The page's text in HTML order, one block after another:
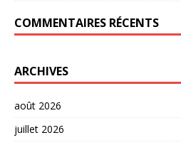
COMMENTAIRES RÉCENTS
ARCHIVES
août 2026
juillet 2026